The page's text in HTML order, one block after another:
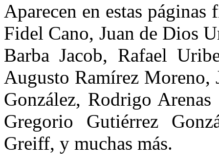
Aparecen en estas
Fidel Cano, Juan de Dios
Barba Jacob, Rafael
Augusto Ramírez Moreno,
González, Rodrigo
Gregorio Gutiérrez
Greiff, y muchas más.